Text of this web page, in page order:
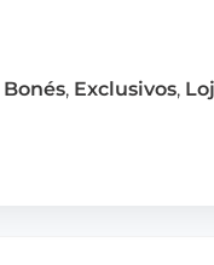
Bonés, Exclusivos,